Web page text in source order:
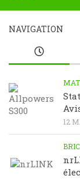
NAVIGATION
12